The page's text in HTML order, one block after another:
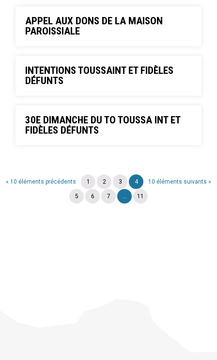
APPEL AUX DONS DE LA MAISON
PAROISSIALE
INTENTIONS TOUSSAINT ET FIDÈLES
DÉFUNTS
30E DIMANCHE DU TO TOUSSA INT ET
FIDÈLES DÉFUNTS
« 10 éléments précédents 10 éléments suivants »
1 2 3 4
5 6 7 ... 11